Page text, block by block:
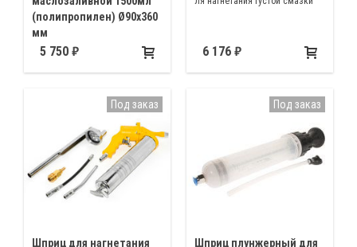
(полипропилен) Ø90х360
мм
Для перекачки масел и
5 750 6 176
Шприц для нагнетания
Под заказ
Шприц плунжерный для
Под заказ